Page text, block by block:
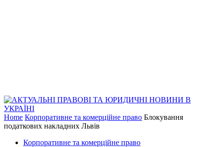
Home Корпоративне та комерційне право Блокування
податкових накладних Львів
Корпоративне та комерційне право